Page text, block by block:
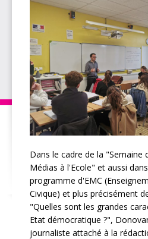
Dans le cadre de la "Semaine
Médias à l'Ecole" et aussi
programme d'EMC
Civique) et plus précisément
"Quelles sont les grandes
Etat démocratique ?",
journaliste attaché à la